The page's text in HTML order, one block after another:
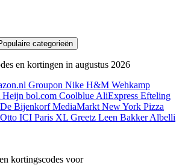
categorieën
en kortingen in augustus 2026
Groupon Nike H&M Wehkamp
Heijn bol.com Coolblue AliExpress Efteling
De BijenkorfMediaMarkt New York Pizza
Otto ICI Paris XL Greetz Leen BakkerAlbelli
kortingscodes voor